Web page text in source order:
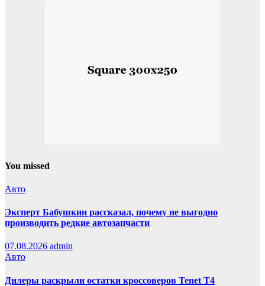
You missed
Авто
Эксперт Бабушкин рассказал, почему не выгодно
производить редкие автозапчасти
07.08.2026 admin
Авто
Дилеры раскрыли остатки кроссоверов Tenet T4